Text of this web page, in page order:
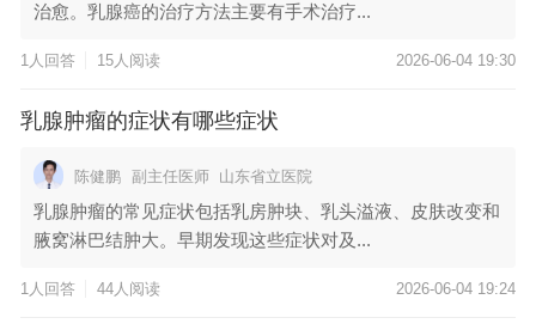
治愈。乳腺癌的治疗方法主要有手术治疗...
1人回答 15人阅读 2026-06-04 19:30
乳腺肿瘤的症状有哪些症状
陈健鹏 副主任医师 山东省立医院
乳腺肿瘤的常见症状包括乳房肿块、乳头溢液、皮肤改变和
腋窝淋巴结肿大。早期发现这些症状对及...
1人回答 44人阅读 2026-06-04 19:24